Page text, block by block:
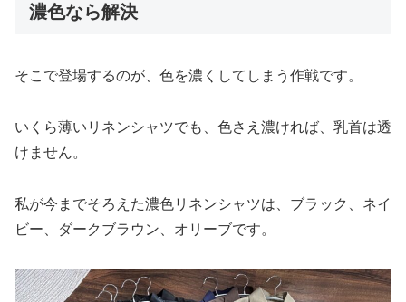
濃色なら解決
そこで登場するのが、色を濃くしてしまう作戦です。
いくら薄いリネンシャツでも、色さえ濃ければ、乳首は透
けません。
私が今までそろえた濃色リネンシャツは、ブラック、ネイ
ビー、ダークブラウン、オリーブです。